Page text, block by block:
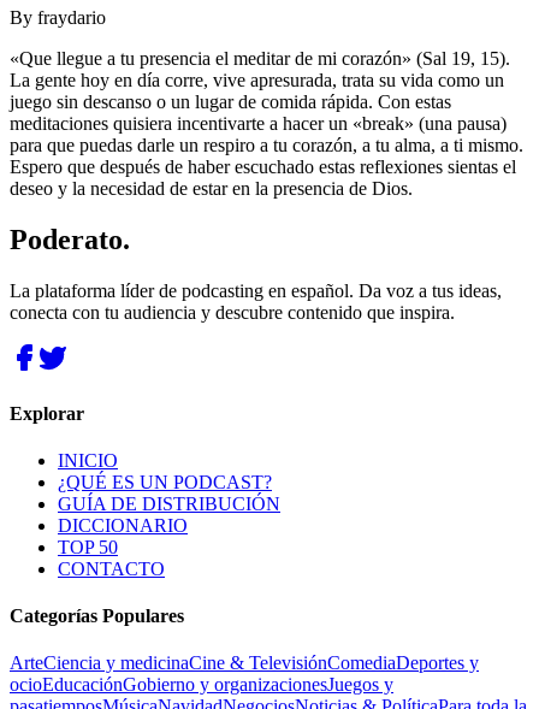
By fraydario
«Que llegue a tu presencia el meditar de mi corazón» (Sal 19, 15).
La gente hoy en día corre, vive apresurada, trata su vida como un
juego sin descanso o un lugar de comida rápida. Con estas
meditaciones quisiera incentivarte a hacer un «break» (una pausa)
para que puedas darle un respiro a tu corazón, a tu alma, a ti mismo.
Espero que después de haber escuchado estas reflexiones sientas el
deseo y la necesidad de estar en la presencia de Dios.
Poderato.
La plataforma líder de podcasting en español. Da voz a tus ideas,
conecta con tu audiencia y descubre contenido que inspira.
Explorar
INICIO
¿QUÉ ES UN PODCAST?
GUÍA DE DISTRIBUCIÓN
DICCIONARIO
TOP 50
CONTACTO
Categorías Populares
ArteCiencia y medicinaCine & TelevisiónComediaDeportes y
ocioEducaciónGobierno y organizacionesJuegos y